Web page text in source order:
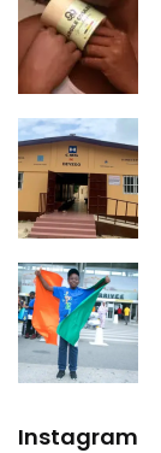
Instagram